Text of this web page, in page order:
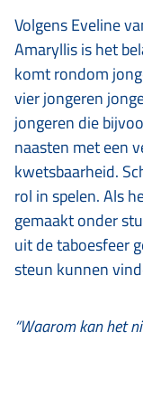
Volgens Eveline
Amaryllis is het
komt rondom
vier jongeren
jongeren die
naasten met een
kwetsbaarheid.
rol in spelen. Als
gemaakt onder
uit de taboesfeer
steun kunnen
“Waarom kan het